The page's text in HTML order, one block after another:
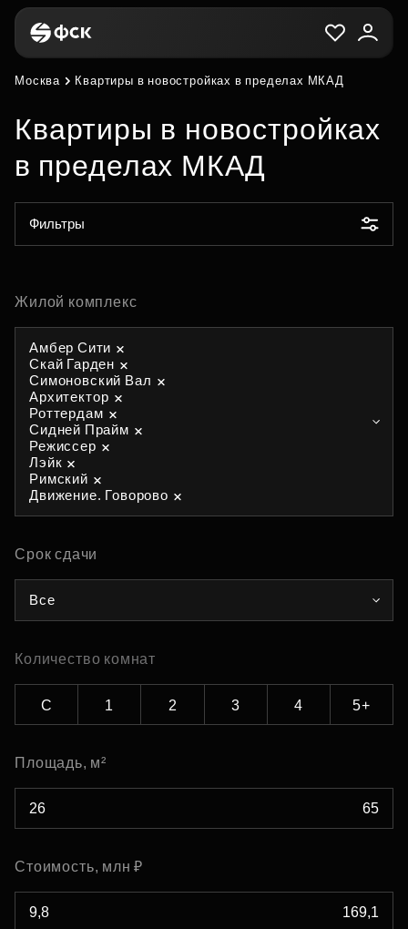
Москва Квартиры в новостройках в пределах МКАД
Квартиры в новостройках
в пределах МКАД
Фильтры
Жилой комплекс
Амбер Сити
Скай Гарден
Симоновский Вал
Архитектор
Роттердам
Сидней Прайм
Режиссер
Лэйк
Римский
Движение. Говорово
Срок сдачи
Все
Количество комнат
С 1 2 3 4 5+
Площадь, м²
Стоимость, млн ₽